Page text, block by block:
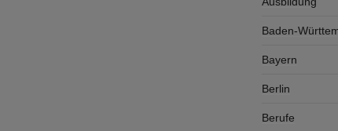
Baden-
Bayern
Berlin
Berufe